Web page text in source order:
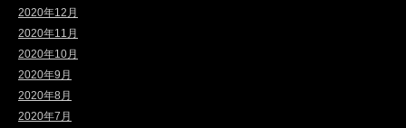
2020年12月
2020年11月
2020年10月
2020年9月
2020年8月
2020年7月